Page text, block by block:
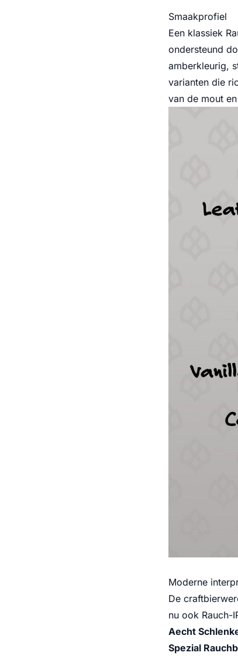
Smaakprofiel
Een klassiek
ondersteund
amberkleurig,
varianten die
van de mout
Moderne
De
nu ook Rauch-
Aecht
Spezial